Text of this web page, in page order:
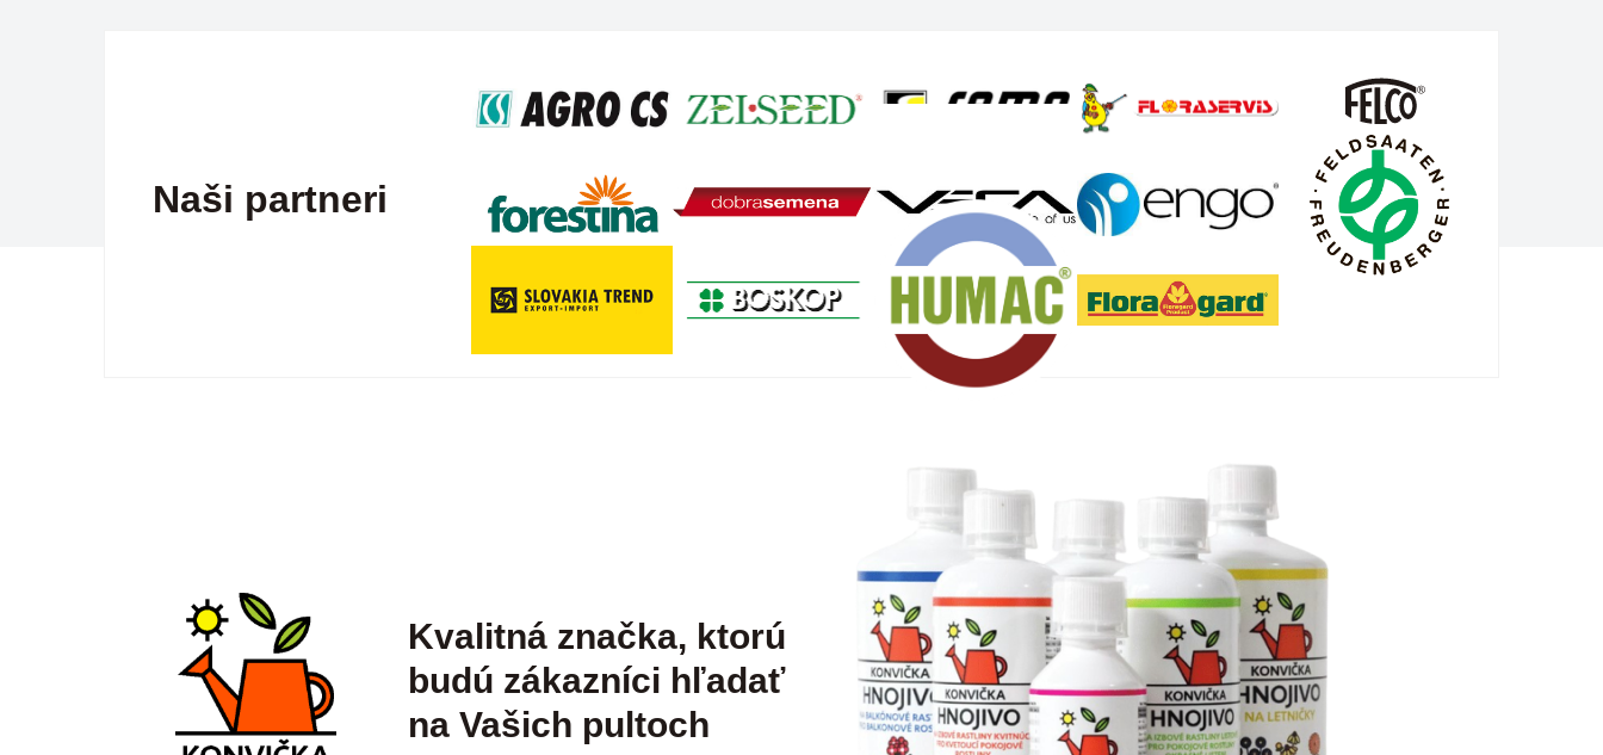
Naši partneri
Kvalitná značka, ktorú
budú zákazníci hľadať
na Vašich pultoch